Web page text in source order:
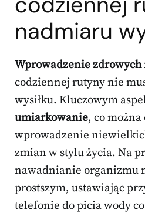
nadmiaru
Wprowadzenie
codziennej rutyny nie
wysiłku. Kluczowym
umiarkowanie, co
wprowadzenie
zmian w stylu życia. Na
nawadnianie organizmu
prostszym, ustawiając
telefonie do picia wody